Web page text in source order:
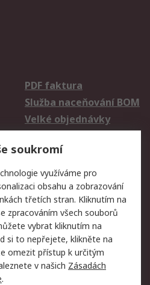
PDF faktura
Služba naceňování BOM
Velké objednávky
Obchodní podmínky
společnosti RS
Zabezpečení
elektronické pošty
Zásady ochrany
osobních údajů
soukromí
využíváme pro
obsahu a zobrazování
třetích stran. Kliknutím na
zpracováním všech souborů
vybrat kliknutím na
si to nepřejete, klikněte na
omezit přístup k určitým
v našich Zásadách
.